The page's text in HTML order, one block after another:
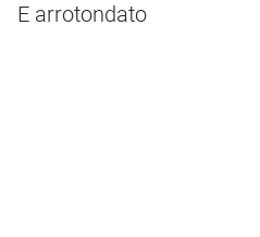
E arrotondato